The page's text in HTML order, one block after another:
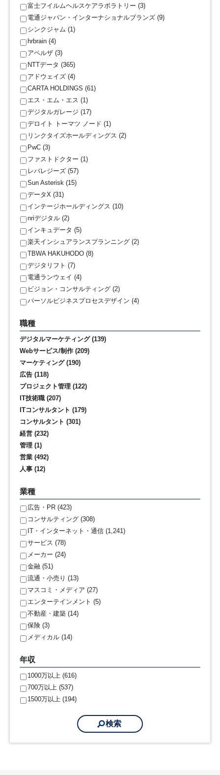
富士フイルムヘルスケアラボラトリー (3)
電通ジャパン・インターナショナルブランズ (9)
シンクジャム (1)
hrbrain (4)
アペルザ (3)
NTTデータ (365)
アドウェイズ (4)
CARTA HOLDINGS (61)
エス・エム・エス (1)
デジタルガレージ (17)
デロイト トーマツ ノード (1)
リンクタイズホールディングス (2)
PwC (3)
ファストドクター (1)
レバレジーズ (57)
Sun Asterisk (15)
データX (31)
インテージホールディングス (10)
nriデジタル (2)
インキュデータ (5)
楽天インシュアランスプランニング (2)
TBWA HAKUHODO (8)
デジタリフト (7)
電通ランウェイ (4)
ビジョン・コンサルティング (2)
パーソルビジネスプロセスデザイン (4)
職種
デジタルマーケティング (139)
Webサービス/制作 (209)
マーケティング (190)
広告 (118)
プロジェクト管理 (122)
IT技術職 (207)
ITコンサルタント (179)
コンサルタント (301)
経営 (232)
管理 (1)
営業 (492)
人事 (12)
業種
広告・PR (423)
コンサルティング (308)
IT・インターネット・通信 (1,241)
サービス (78)
メーカー (24)
金融 (51)
流通・小売り (13)
マスコミ・メディア (27)
エンターテインメント (5)
不動産・建築 (14)
保険 (3)
メディカル (14)
年収
1000万以上 (616)
700万以上 (537)
1500万以上 (194)